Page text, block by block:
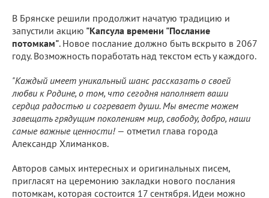
В Брянске решили продолжит начатую традицию и
запустили акцию "Капсула времени "Послание
потомкам". Новое послание должно быть вскрыто в 2067
году. Возможность поработать над текстом есть у каждого.
"Каждый имеет уникальный шанс рассказать о своей
любви к Родине, о том, что сегодня наполняет ваши
сердца радостью и согревает души. Мы вместе можем
завещать грядущим поколениям мир, свободу, добро, наши
самые важные ценности! — отметил глава города
Александр Хлиманков.
Авторов самых интересных и оригинальных писем,
пригласят на церемонию закладки нового послания
потомкам, которая состоится 17 сентября. Идеи можно